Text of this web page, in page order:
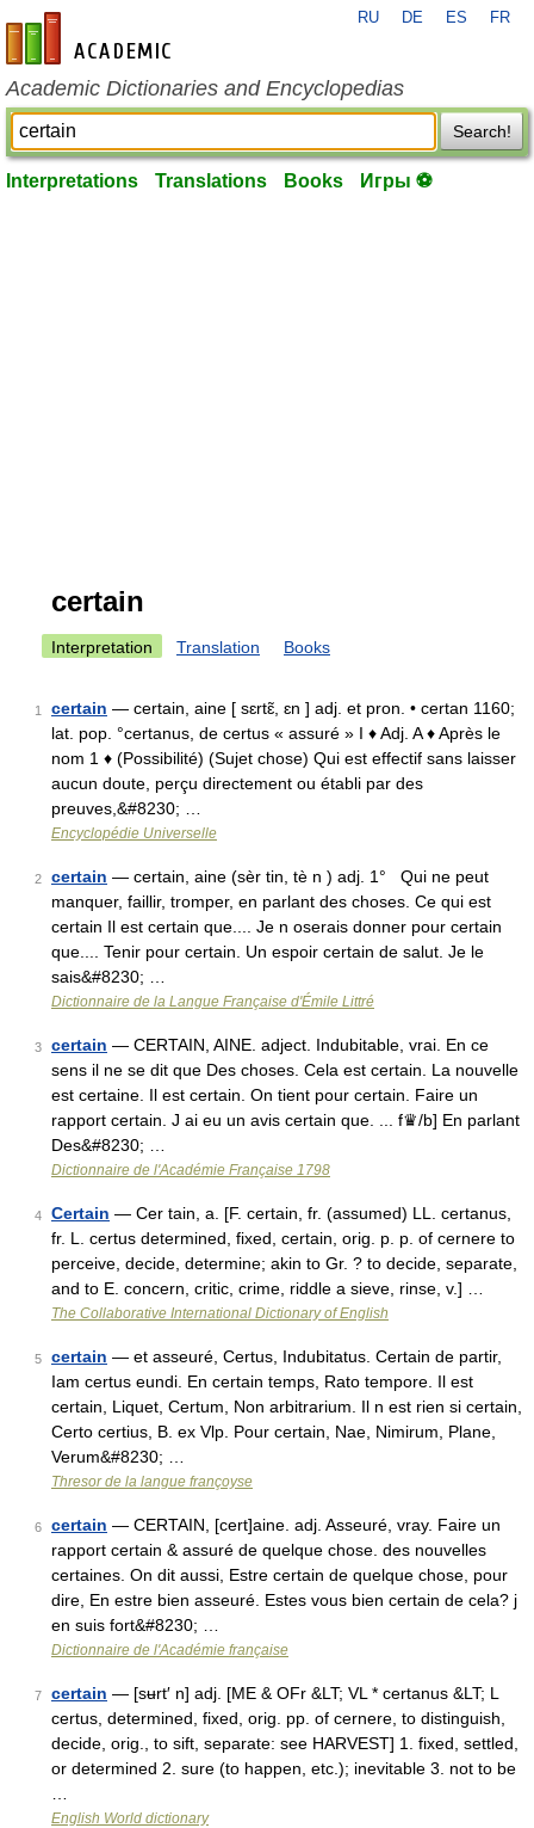
en-academic.com
RU DE ES FR
Academic Dictionaries and Encyclopedias
Search!
Interpretations Translations Books Игры ⚽
certain
Interpretation Translation Books
1 certain — certain, aine [ sɛrtɛ̃, ɛn ] adj. et pron. • certan 1160;
lat. pop. °certanus, de certus « assuré » I ♦ Adj. A ♦ Après le
nom 1 ♦ (Possibilité) (Sujet chose) Qui est effectif sans laisser
aucun doute, perçu directement ou établi par des
preuves,&#8230; …
Encyclopédie Universelle
2 certain — certain, aine (sèr tin, tè n ) adj. 1° Qui ne peut
manquer, faillir, tromper, en parlant des choses. Ce qui est
certain Il est certain que.... Je n oserais donner pour certain
que.... Tenir pour certain. Un espoir certain de salut. Je le
sais&#8230; …
Dictionnaire de la Langue Française d'Émile Littré
3 certain — CERTAIN, AINE. adject. Indubitable, vrai. En ce
sens il ne se dit que Des choses. Cela est certain. La nouvelle
est certaine. Il est certain. On tient pour certain. Faire un
rapport certain. J ai eu un avis certain que. ... f♛/b] En parlant
Des&#8230; …
Dictionnaire de l'Académie Française 1798
4 Certain — Cer tain, a. [F. certain, fr. (assumed) LL. certanus,
fr. L. certus determined, fixed, certain, orig. p. p. of cernere to
perceive, decide, determine; akin to Gr. ? to decide, separate,
and to E. concern, critic, crime, riddle a sieve, rinse, v.] …
The Collaborative International Dictionary of English
5 certain — et asseuré, Certus, Indubitatus. Certain de partir,
Iam certus eundi. En certain temps, Rato tempore. Il est
certain, Liquet, Certum, Non arbitrarium. Il n est rien si certain,
Certo certius, B. ex Vlp. Pour certain, Nae, Nimirum, Plane,
Verum&#8230; …
Thresor de la langue françoyse
6 certain — CERTAIN, [cert]aine. adj. Asseuré, vray. Faire un
rapport certain & assuré de quelque chose. des nouvelles
certaines. On dit aussi, Estre certain de quelque chose, pour
dire, En estre bien asseuré. Estes vous bien certain de cela? j
en suis fort&#8230; …
Dictionnaire de l'Académie française
7 certain — [sʉrt′ n] adj. [ME & OFr &LT; VL * certanus &LT; L
certus, determined, fixed, orig. pp. of cernere, to distinguish,
decide, orig., to sift, separate: see HARVEST] 1. fixed, settled,
or determined 2. sure (to happen, etc.); inevitable 3. not to be
English World dictionary